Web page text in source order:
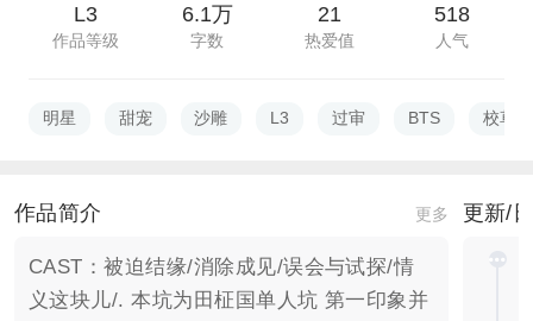
L3
作品等级
6.1万
字数
21
热爱值
518
人气
明星 甜宠 沙雕 L3 过审 BTS 校草
作品简介 更多
CAST：被迫结缘/消除成见/误会与试探/情
义这块儿/. 本坑为田柾国单人坑 第一印象并
更新/